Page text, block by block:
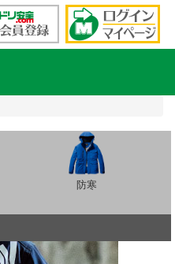
防寒